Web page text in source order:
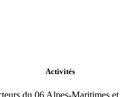
Activités
du 06 Alpes-Maritimes et